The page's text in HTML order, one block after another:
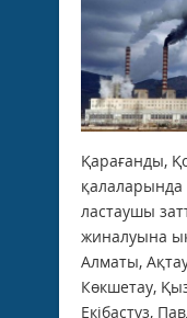
Қарағанды,
қалаларында
ластаушы
жиналуына
Алматы,
Көкшетау,
Екібастұз,